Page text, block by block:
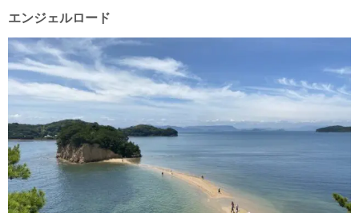
エンジェルロード